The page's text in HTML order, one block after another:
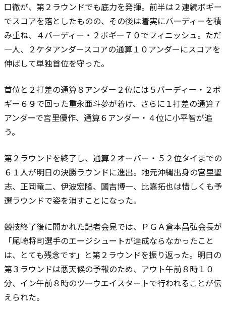
口徹が、第２ラウンドでも底力を発揮。前半は２連続ボギー
でスコアを落としたものの、その後は着実にバーディーを積
み重ね、４バーディー・２ボギー７０でフィニッシュ。ただ
一人、２ケタアンダースコアの通算１０アンダーにスコアを
伸ばして単独首位を守った。
首位と２打差の通算８アンダー２位には５バーディー・２ボ
ギー６９で回った重永亜斗夢が着け、さらに１打差の通算７
アンダーで宮里優作、通算６アンダー・４位に小平智が追
う。
第２ラウンドを終了し、通算２オーバー・５２位タイまでの
６１人が明日の決勝ラウンドに進出。地元沖縄出身の宮里聖
志、正岡竜二、伊波宏隆、國吉博一、比嘉拓也は惜しくも予
選ラウンドで姿を消すことになった。
競技終了後に開かれた記者会見では、ＰＧＡ倉本昌弘会長が
「尾崎将司選手のエージシュートが達成ならなかったこと
は、とても残念です」と第２ラウンドを振り返った。明日の
第３ラウンドは悪天候の予報のため、アウト午前８時１０
分、イン午前８時のツーウエイスタートで行われることが伝
えられた。